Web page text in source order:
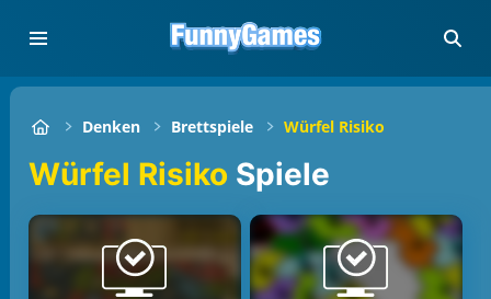
Denken Brettspiele Würfel Risiko
Würfel Risiko Spiele